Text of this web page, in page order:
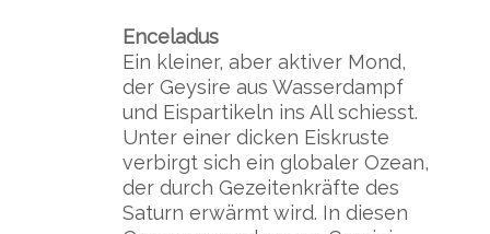
Enceladus
Ein kleiner, aber aktiver Mond,
der Geysire aus Wasserdampf
und Eispartikeln ins All schiesst.
Unter einer dicken Eiskruste
verbirgt sich ein globaler Ozean,
der durch Gezeitenkräfte des
Saturn erwärmt wird. In diesen